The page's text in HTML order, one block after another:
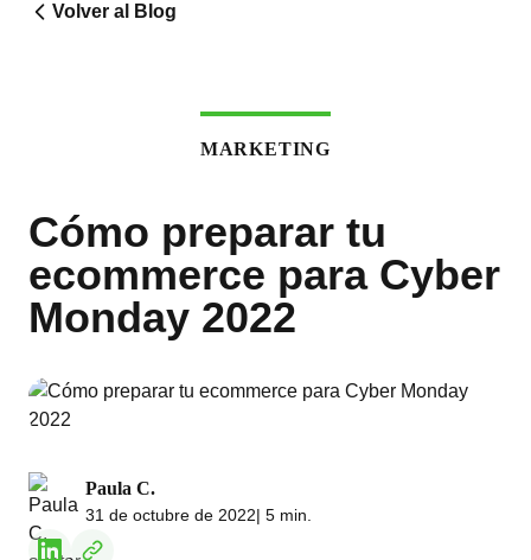
Volver al Blog
MARKETING
Cómo preparar tu
ecommerce para Cyber
Monday 2022
Paula C.
31 de octubre de 2022| 5 min.